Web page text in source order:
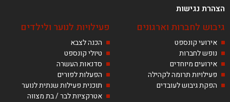
הצהרת נגישות
גיבוש לחברות וארגונים
אירועי קונספט
נופש לחברות
אירועים מיוחדים
פעילויות תרומה לקהילה
הפקת גיבוש לעובדים
פעילויות לנוער ולילדים
הכנה לצבא
טיולי קונספט
סדנאות העשרה
הפעלות לפורים
תוכנית פעילות שנתית לנוער
אטרקציות לבר / בת מצווה